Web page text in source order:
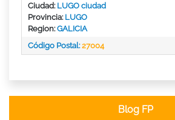
Ciudad: LUGO ciudad
Provincia: LUGO
Region:GALICIA
Código Postal:27004
Blog FP